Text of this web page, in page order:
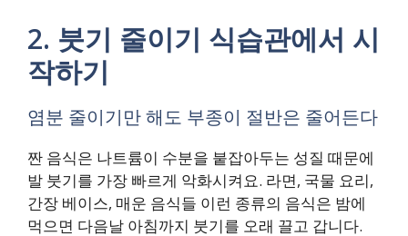
2. 붓기 줄이기 식습관에서 시
작하기
염분 줄이기만 해도 부종이 절반은 줄어든다
짠 음식은 나트륨이 수분을 붙잡아두는 성질 때문에
발 붓기를 가장 빠르게 악화시켜요. 라면, 국물 요리,
간장 베이스, 매운 음식들 이런 종류의 음식은 밤에
먹으면 다음날 아침까지 붓기를 오래 끌고 갑니다.